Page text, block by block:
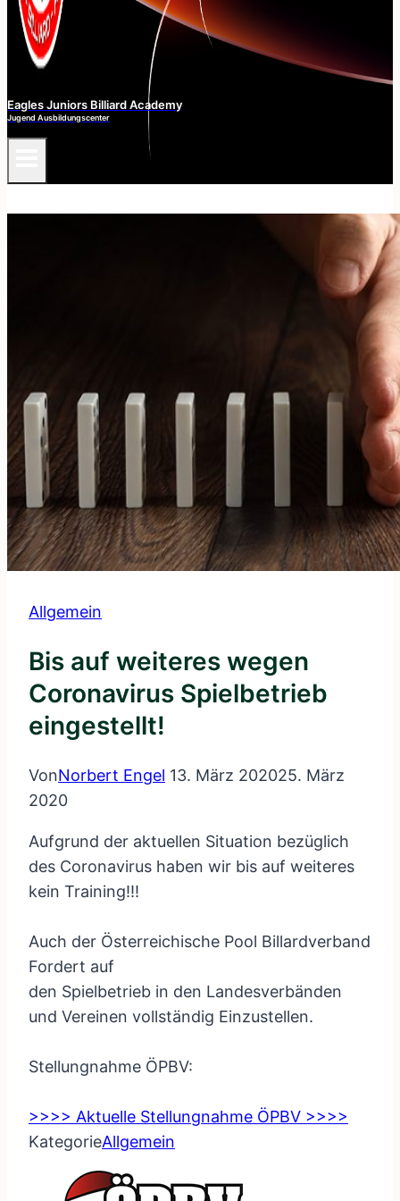
Eagles Juniors Billiard Academy
Jugend Ausbildungscenter
Allgemein
Bis auf weiteres wegen
Coronavirus Spielbetrieb
eingestellt!
VonNorbert Engel 13. März 202025. März
2020
Aufgrund der aktuellen Situation bezüglich
des Coronavirus haben wir bis auf weiteres
kein Training!!!
Auch der Österreichische Pool Billardverband
Fordert auf
den Spielbetrieb in den Landesverbänden
und Vereinen vollständig Einzustellen.
Stellungnahme ÖPBV:
>>>> Aktuelle Stellungnahme ÖPBV >>>>
KategorieAllgemein